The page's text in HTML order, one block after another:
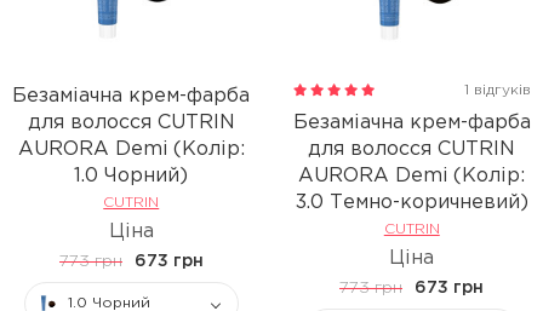
Безаміачна крем-фарба
для волосся CUTRIN
AURORA Demi (Колір:
1.0 Чорний)
CUTRIN
Ціна
773 грн 673 грн
1.0 Чорний
1 відгуків
Безаміачна крем-фарба
для волосся CUTRIN
AURORA Demi (Колір:
3.0 Темно-коричневий)
CUTRIN
Ціна
773 грн 673 грн